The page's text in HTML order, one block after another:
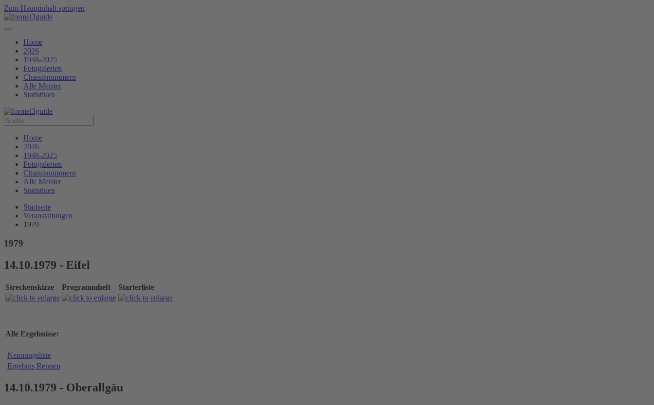
Zum Hauptinhalt springen
Home
2026
1948-2025
Fotogalerien
Chassisnummern
Alle Meister
Statistiken
Home
2026
1948-2025
Fotogalerien
Chassisnummern
Alle Meister
Statistiken
Startseite
Veranstaltungen
1979
1979
14.10.1979 - Eifel
Streckenskizze Programmheft Starterliste
Alle Ergebnisse:
Nennungsliste
Ergebnis Rennen
14.10.1979 - Oberallgäu